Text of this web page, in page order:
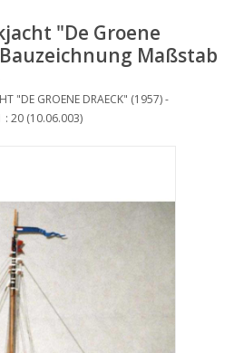
"De Groene
Maßstab
"DE GROENE DRAECK" (1957) -
: 20 (10.06.003)